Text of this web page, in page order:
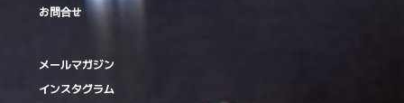
お問合せ
メールマガジン
インスタグラム